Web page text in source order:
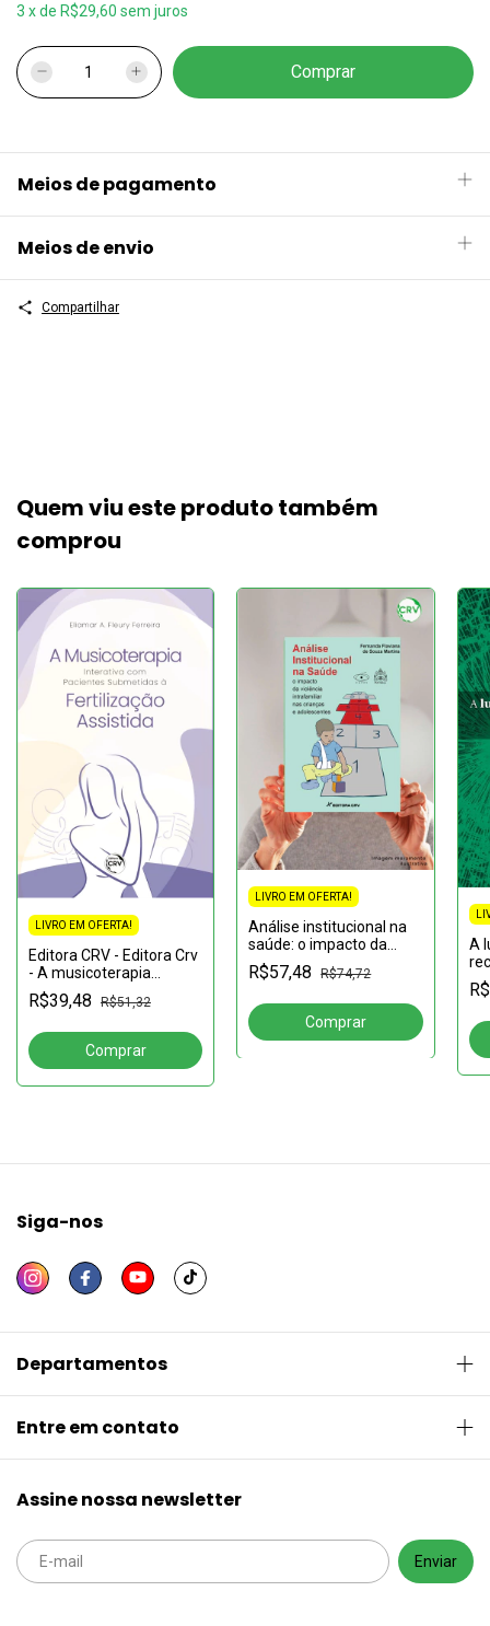
3 xde R$29,60 sem juros
Meios de pagamento
Meios de envio
Compartilhar
Quem viu este produto também
comprou
LIVRO EM OFERTA!
Editora CRV - Editora Crv
- A musicoterapia
interativa com pacientes
submetidas à
R$39,48 R$51,32
LIVRO EM OFERTA!
Análise institucional na
saúde: o impacto da
violência intrafamiliar
nas crianças e
R$57,48 R$74,72
A
Siga-nos
Departamentos
Entre em contato
Assine nossa newsletter